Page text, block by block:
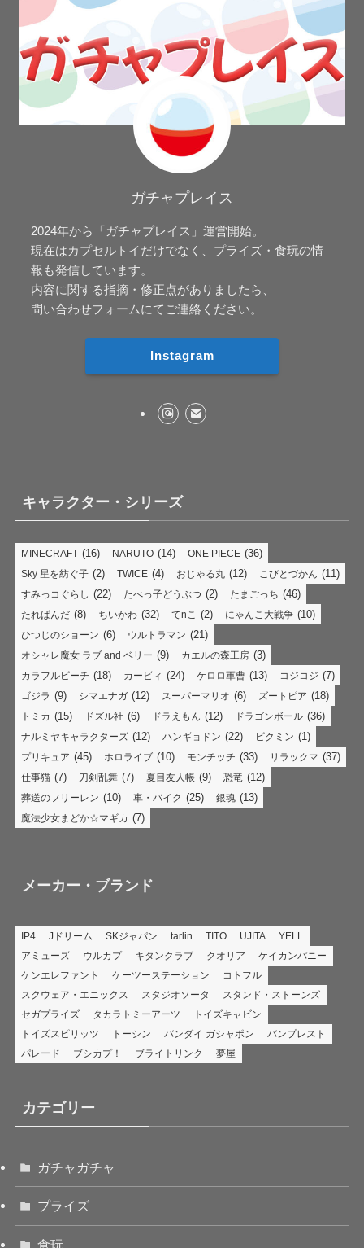
ガチャプレイス
2024年から「ガチャプレイス」運営開始。
現在はカプセルトイだけでなく、プライズ・食玩の情
報も発信しています。
内容に関する指摘・修正点がありましたら、
問い合わせフォームにてご連絡ください。
Instagram
キャラクター・シリーズ
MINECRAFT (16) NARUTO (14) ONE PIECE (36)
Sky 星を紡ぐ子 (2) TWICE (4) おじゃる丸 (12) こびとづかん (11)
すみっコぐらし (22) たべっ子どうぶつ (2) たまごっち (46)
たれぱんだ (8) ちいかわ (32) てnこ (2) にゃんこ大戦争 (10)
ひつじのショーン (6) ウルトラマン (21)
オシャレ魔女 ラブ and ベリー (9) カエルの森工房 (3)
カラフルピーチ (18) カービィ (24) ケロロ軍曹 (13) コジコジ (7)
ゴジラ (9) シマエナガ (12) スーパーマリオ (6) ズートピア (18)
トミカ (15) ドズル社 (6) ドラえもん (12) ドラゴンボール (36)
ナルミヤキャラクターズ (12) ハンギョドン (22) ピクミン (1)
プリキュア (45) ホロライブ (10) モンチッチ (33) リラックマ (37)
仕事猫 (7) 刀剣乱舞 (7) 夏目友人帳 (9) 恐竜 (12)
葬送のフリーレン (10) 車・バイク (25) 銀魂 (13)
魔法少女まどか☆マギカ (7)
メーカー・ブランド
IP4 Jドリーム SKジャパン tarlin TITO UJITA
YELL
アミューズ
ウルカプ キタンクラブ クオリア
ケイカンパニー
ケンエレファント
ケーツーステーション
コトフル
スクウェア・エニックス
スタジオソータ
スタンド・ストーンズ
セガプライズ
タカラトミーアーツ
トイズキャビン
トイズスピリッツ
トーシン バンダイ ガシャポン
バンプレスト
パレード
ブシカプ！ ブライトリンク 夢屋
カテゴリー
ガチャガチャ
プライズ
食玩